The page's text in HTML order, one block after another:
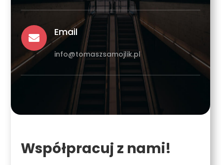
 Email
info@tomaszsamojlik.pl
Współpracuj z nami!